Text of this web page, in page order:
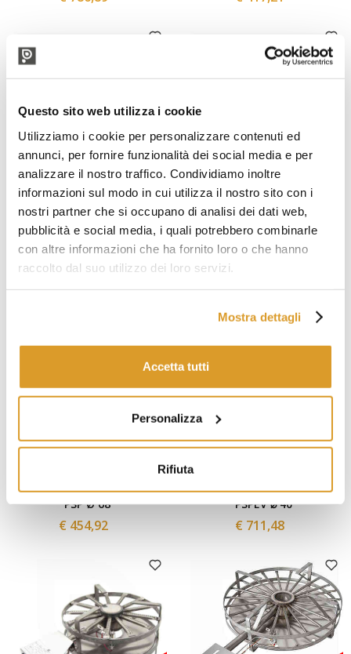
Questo sito web utilizza i cookie
Utilizziamo i cookie per personalizzare contenuti ed
annunci, per fornire funzionalità dei social media e per
analizzare il nostro traffico. Condividiamo inoltre
informazioni sul modo in cui utilizza il nostro sito con i
nostri partner che si occupano di analisi dei dati web,
pubblicità e social media, i quali potrebbero combinarle
con altre informazioni che ha fornito loro o che hanno
raccolto dal suo utilizzo dei loro servizi.
Mostra dettagli
Accetta tutti
Personalizza
Rifiuta
Polsinelli
Fornellone a gas inox 35 kW
PSPEV ⌀ 74
€ 1061,48
Polsinelli
Fornellone a gas inox 35 kW
PSP Ø 74
Fornellone a gas inox 14 kW
PSP Ø 68
€ 454,92
Fornellone a gas inox 8 kW
PSPEV ⌀ 40
€ 711,48